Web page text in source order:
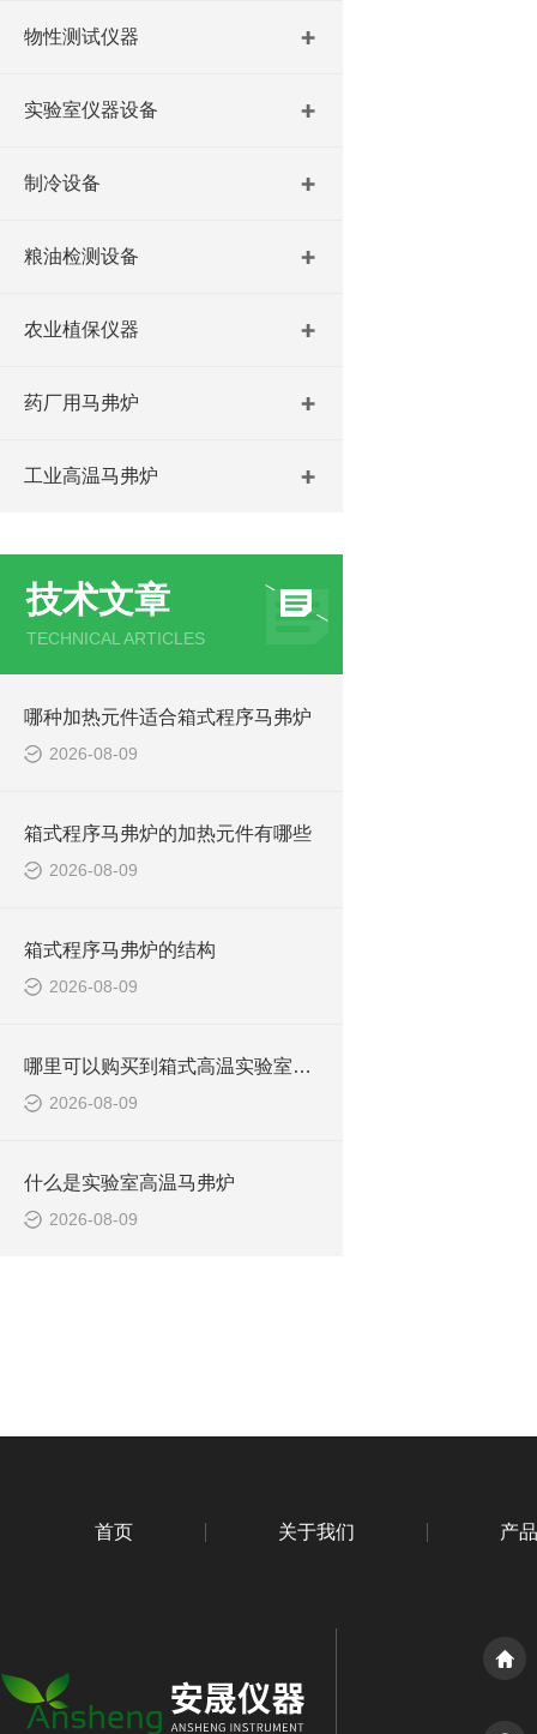
物性测试仪器
实验室仪器设备
制冷设备
粮油检测设备
农业植保仪器
药厂用马弗炉
工业高温马弗炉
技术文章
TECHNICAL ARTICLES
哪种加热元件适合箱式程序马弗炉
2026-08-09
箱式程序马弗炉的加热元件有哪些
2026-08-09
箱式程序马弗炉的结构
2026-08-09
哪里可以购买到箱式高温实验室电炉
2026-08-09
什么是实验室高温马弗炉
2026-08-09
首页 关于我们 产